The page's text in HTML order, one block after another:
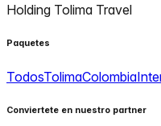
Holding Tolima Travel
Paquetes
TodosTolimaColombia
Conviertete en nuestro partner